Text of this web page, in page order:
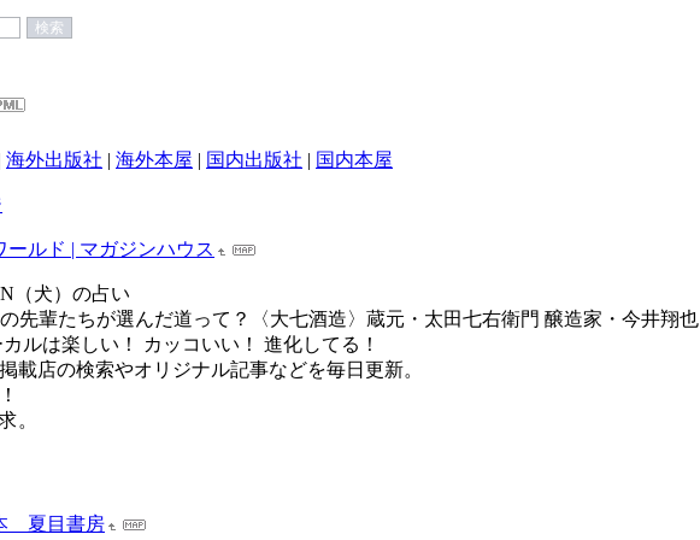
海外出版社 | 海外本屋 | 国内出版社 | 国内本屋
ールド | マガジンハウス
（犬）の占い
先輩たちが選んだ道って？〈大七酒造〉蔵元・太田七右衛門 醸造家・今井翔也
ルは楽しい！ カッコいい！ 進化してる！
載店の検索やオリジナル記事などを毎日更新。
。
夏目書房